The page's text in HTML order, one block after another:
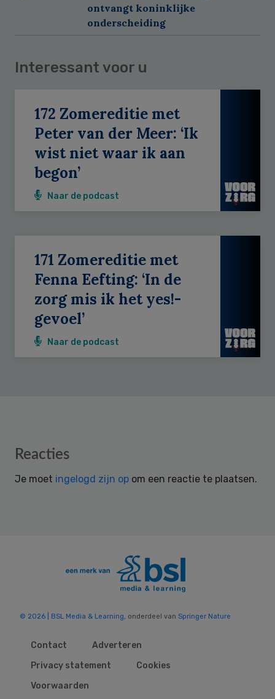
ontvangt koninklijke
onderscheiding
Interessant voor u
172 Zomereditie met
Peter van der Meer: ‘Ik
wist niet waar ik aan
begon’
Naar de podcast
171 Zomereditie met
Fenna Eefting: ‘In de
zorg mis ik het yes!-
gevoel’
Naar de podcast
Reader
Reacties
Je moet ingelogd zijn op om een reactie te plaatsen.
© 2026 | BSL Media & Learning, onderdeel van Springer Nature
Contact
Adverteren
Privacy statement
Cookies
Voorwaarden